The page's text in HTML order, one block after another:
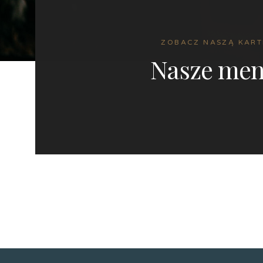
ZOBACZ NASZĄ
Nasze